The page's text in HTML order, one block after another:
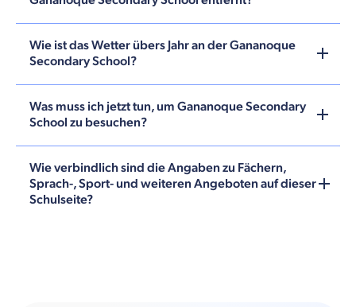
Wie ist das Wetter übers Jahr an der Gananoque
Secondary School?
Was muss ich jetzt tun, um Gananoque Secondary
School zu besuchen?
Wie verbindlich sind die Angaben zu Fächern,
Sprach-, Sport- und weiteren Angeboten auf dieser
Schulseite?